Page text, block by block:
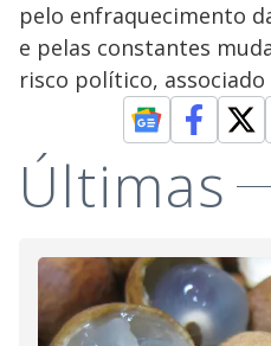
pelo enfraquecimento
e pelas constantes
risco político, associado
Últimas